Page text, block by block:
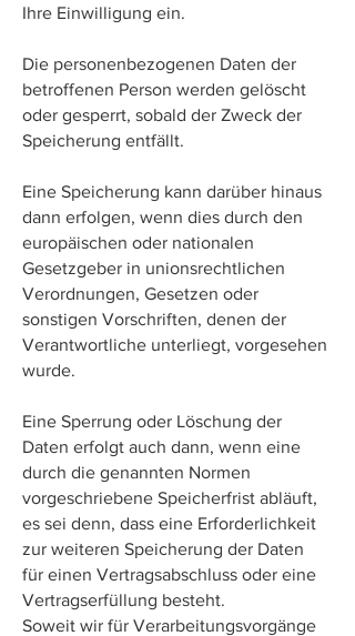
Ihre Einwilligung ein.
Die personenbezogenen Daten der
betroffenen Person werden gelöscht
oder gesperrt, sobald der Zweck der
Speicherung entfällt.
Eine Speicherung kann darüber hinaus
dann erfolgen, wenn dies durch den
europäischen oder nationalen
Gesetzgeber in unionsrechtlichen
Verordnungen, Gesetzen oder
sonstigen Vorschriften, denen der
Verantwortliche unterliegt, vorgesehen
wurde.
Eine Sperrung oder Löschung der
Daten erfolgt auch dann, wenn eine
durch die genannten Normen
vorgeschriebene Speicherfrist abläuft,
es sei denn, dass eine Erforderlichkeit
zur weiteren Speicherung der Daten
für einen Vertragsabschluss oder eine
Vertragserfüllung besteht.
Soweit wir für Verarbeitungsvorgänge